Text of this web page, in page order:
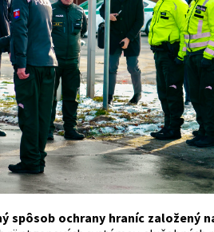
spôsob ochrany hraníc založený